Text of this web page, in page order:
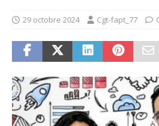
29 octobre 2024 Cgt-fapt_77